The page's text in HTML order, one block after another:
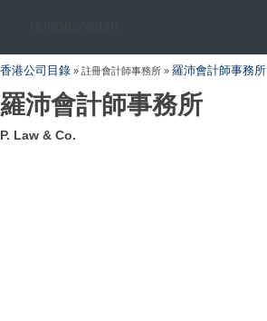
香港公司目錄 » 註冊會計師事務所 » 羅沛會計師事務所
羅沛會計師事務所
P. Law & Co.